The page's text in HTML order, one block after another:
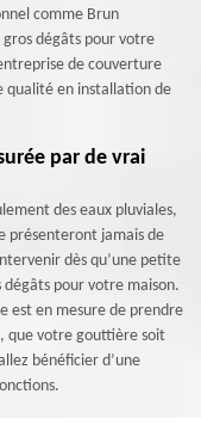
comme Brun
gros dégâts pour votre
de couverture
qualité en installation de
par de vrai
des eaux pluviales,
présenteront jamais de
dès qu’une petite
pour votre maison.
est en mesure de prendre
que votre gouttière soit
bénéficier d’une